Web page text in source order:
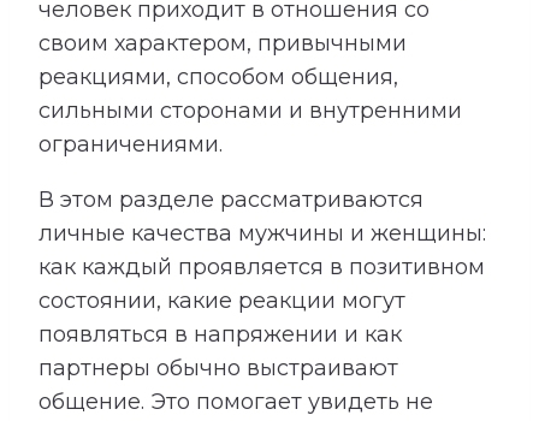
человек приходит в отношения со
своим характером, привычными
реакциями, способом общения,
сильными сторонами и внутренними
ограничениями.
В этом разделе рассматриваются
личные качества мужчины и женщины:
как каждый проявляется в позитивном
состоянии, какие реакции могут
появляться в напряжении и как
партнеры обычно выстраивают
общение. Это помогает увидеть не